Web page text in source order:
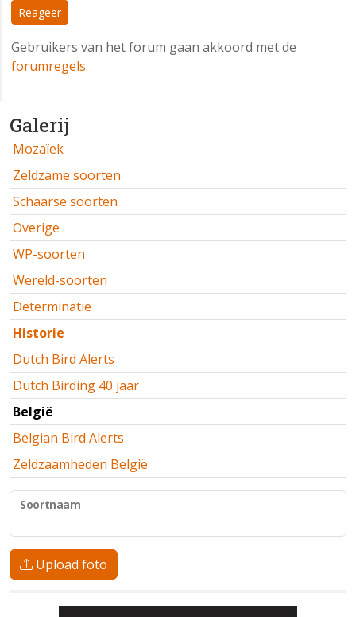
Galerij
Mozaïek
Zeldzame soorten
Schaarse soorten
Overige
WP-soorten
Wereld-soorten
Determinatie
Historie
Dutch Bird Alerts
Dutch Birding 40 jaar
België
Belgian Bird Alerts
Zeldzaamheden België
Soortnaam
Upload foto
Reageer
Gebruikers van het forum gaan akkoord met de
forumregels.